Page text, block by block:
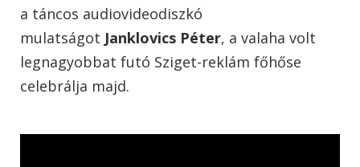
a táncos audiovideodiszkó
mulatságot Janklovics Péter, a valaha volt
legnagyobbat futó Sziget-reklám főhőse
celebrálja majd.